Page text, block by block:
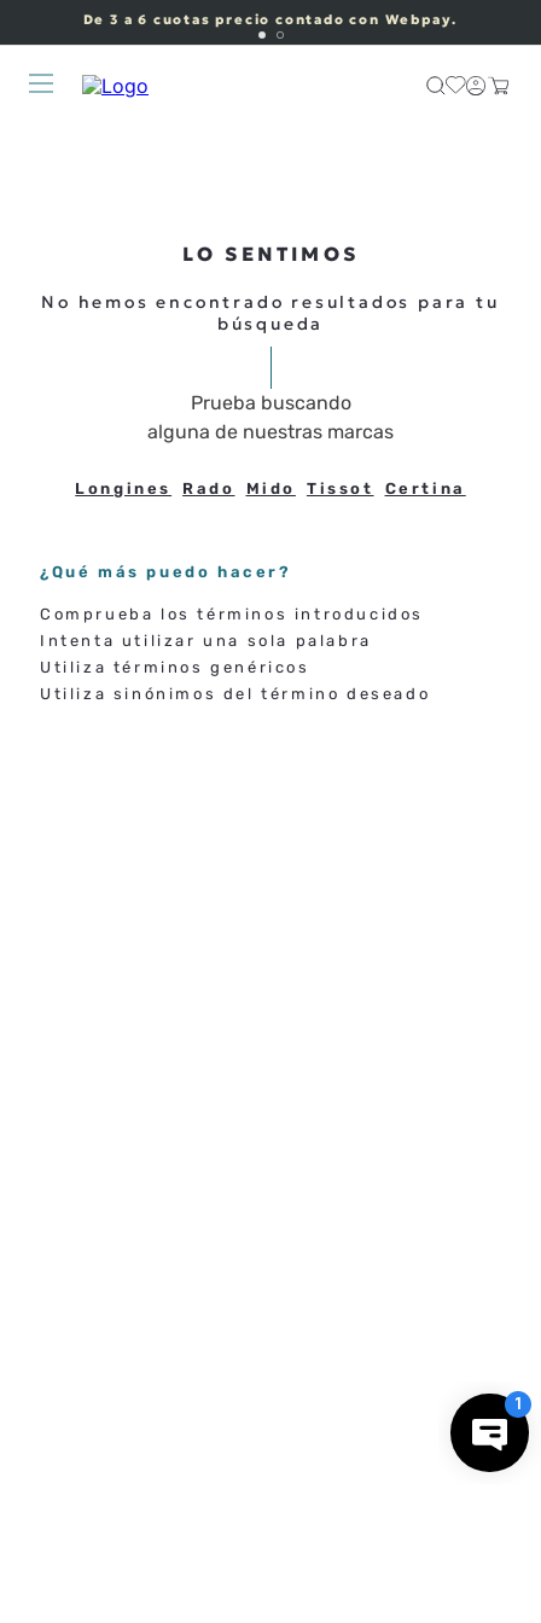
De 3 a 6 cuotas precio contado con Webpay.
LO SENTIMOS
No hemos encontrado resultados para tu
búsqueda
Prueba buscando
alguna de nuestras marcas
Longines Rado Mido Tissot Certina
¿Qué más puedo hacer?
Comprueba los términos introducidos
Intenta utilizar una sola palabra
Utiliza términos genéricos
Utiliza sinónimos del término deseado